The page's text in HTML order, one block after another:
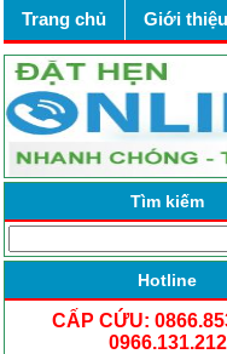
Trang chủ Giới thiệu
Tìm kiếm
Hotline
CẤP CỨU:
0966.131.212